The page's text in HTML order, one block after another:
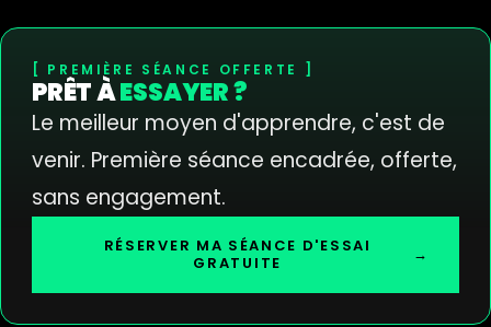
PREMIÈRE SÉANCE OFFERTE
PRÊT ÀESSAYER ?
Le meilleur moyen d'apprendre, c'est de
venir. Première séance encadrée, offerte,
sans engagement.
RÉSERVER MA SÉANCE D'ESSAI
GRATUITE
→